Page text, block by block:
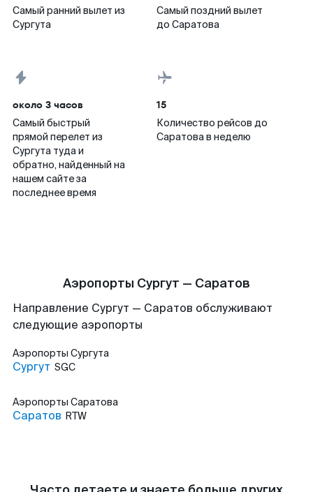
Самый ранний вылет из
Сургута
Самый поздний вылет
до Саратова
около 3 часов
Самый быстрый
прямой перелет из
Сургута туда и
обратно, найденный на
нашем сайте за
последнее время
15
Количество рейсов до
Саратова в неделю
Аэропорты Сургут — Саратов
Направление Сургут — Саратов обслуживают
следующие аэропорты
Аэропорты Сургута
Сургут SGC
Аэропорты Саратова
Саратов RTW